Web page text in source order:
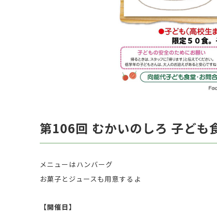
第106回 むかいのしろ 子ども
メニューはハンバーグ
お菓子とジュースも用意するよ
【開催日】